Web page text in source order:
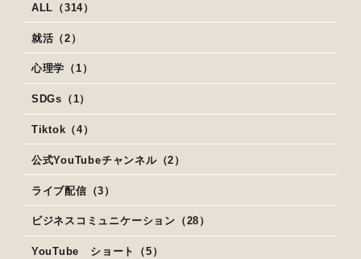
ALL（314）
就活（2）
心理学（1）
SDGs（1）
Tiktok（4）
公式YouTubeチャンネル（2）
ライブ配信（3）
ビジネスコミュニケーション（28）
YouTube ショート（5）